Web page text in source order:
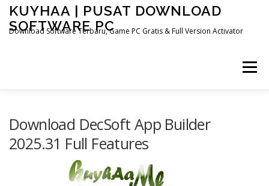
Skip
content
KUYHAA | PUSAT DOWNLOAD
SOFTWARE PC
Download Software Terbaru, Game PC Gratis & Full Version Activator
Menu
OTHER PAGES
Download DecSoft App Builder
2025.31 Full Features